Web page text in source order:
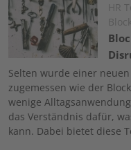
Image
HR
Selten wurde einer
zugemessen wie der
wenige
das Verständnis dafür,
kann. Dabei bietet diese